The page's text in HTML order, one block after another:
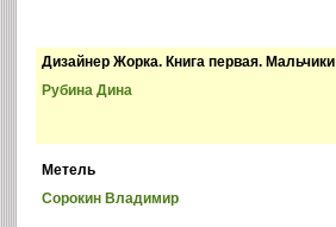
Дизайнер Жорка. Книга первая. Мальчики
Рубина Дина
Метель
Сорокин Владимир